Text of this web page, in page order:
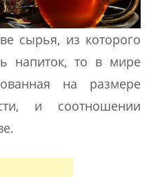
сырья, из которого
напиток, то в мире
на размере
и соотношении